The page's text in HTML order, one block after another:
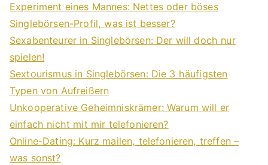
Experiment eines Mannes: Nettes oder böses
Singlebörsen-Profil, was ist besser?
Sexabenteurer in Singlebörsen: Der will doch nur
spielen!
Sextourismus in Singlebörsen: Die 3 häufigsten
Typen von Aufreißern
Unkooperative Geheimniskrämer: Warum will er
einfach nicht mit mir telefonieren?
Online-Dating: Kurz mailen, telefonieren, treffen –
was sonst?